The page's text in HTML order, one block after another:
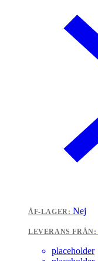
ÅF-LAGER: Nej
LEVERANS FRÅN:
placeholder